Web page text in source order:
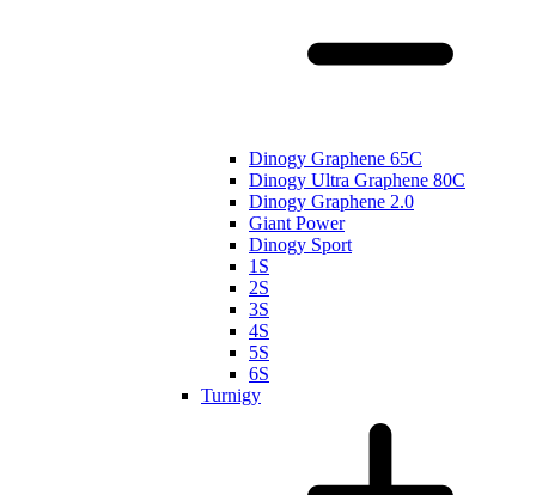
Dinogy Graphene 65C
Dinogy Ultra Graphene 80C
Dinogy Graphene 2.0
Giant Power
Dinogy Sport
1S
2S
3S
4S
5S
6S
Turnigy